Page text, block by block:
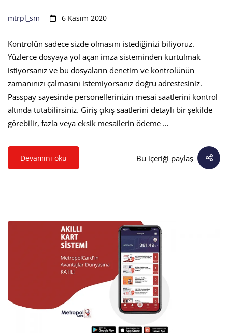
mtrpl_sm 6 Kasım 2020
Kontrolün sadece sizde olmasını istediğinizi biliyoruz.
Yüzlerce dosyaya yol açan imza sisteminden kurtulmak
istiyorsanız ve bu dosyaların denetim ve kontrolünün
zamanınızı çalmasını istemiyorsanız doğru adrestesiniz.
Passpay sayesinde personellerinizin mesai saatlerini kontrol
altında tutabilirsiniz. Giriş çıkış saatlerini detaylı bir şekilde
görebilir, fazla veya eksik mesailerin ödeme …
Devamını oku Bu içeriği paylaş